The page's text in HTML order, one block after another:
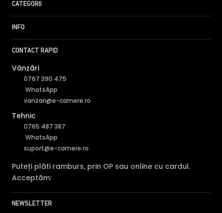
CATEGORII
INFO
CONTACT RAPID
Vânzări
0767 390 475
WhatsApp
vanzari@e-camere.ro
Tehnic
0765 487 387
WhatsApp
suport@e-camere.ro
Puteți plăti ramburs, prin OP sau online cu cardul.
Acceptăm:
NEWSLETTER